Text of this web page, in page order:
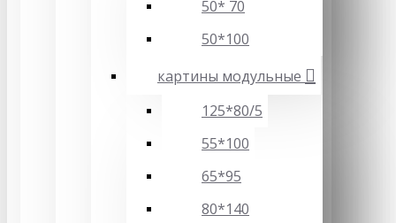
50* 70
50*100
картины модульные
125*80/5
55*100
65*95
80*140